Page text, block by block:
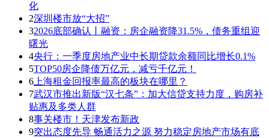
化
2深圳楼市放“大招”
32026底部确认丨融资：房企融资降31.5%，债务重组迎
曙光
4央行：一季度房地产业中长期贷款余额同比增长0.1%
5TOP50房企降债万亿元，减亏千亿元！
6 上海租金回报率最高的板块在哪里？
7武汉市推出新版“汉七条”：加大信贷支持力度，购房补
贴惠及多类人群
8事关楼市！天津发布新政
9突出态度先导 畅通活力之源 努力稳定房地产市场有底